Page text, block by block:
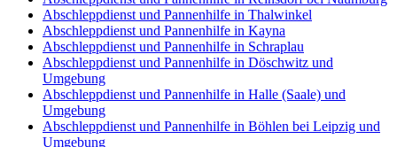
Abschleppdienst und Pannenhilfe in Thalwinkel
Abschleppdienst und Pannenhilfe in Kayna
Abschleppdienst und Pannenhilfe in Schraplau
Abschleppdienst und Pannenhilfe in Döschwitz und
Umgebung
Abschleppdienst und Pannenhilfe in Halle (Saale) und
Umgebung
Abschleppdienst und Pannenhilfe in Böhlen bei Leipzig und
Umgebung